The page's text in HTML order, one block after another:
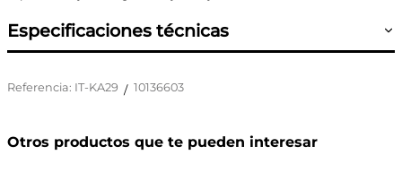
Especificaciones técnicas
Referencia: IT-KA29 / 10136603
Otros productos que te pueden interesar